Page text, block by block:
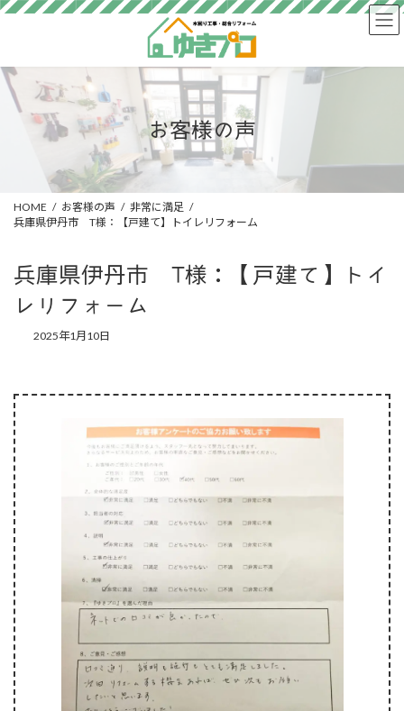
コ
ツ
へ
ナ
シ
ョ
お客様の声
HOME お客様の声
非常に満足
兵庫県伊丹市 T様：【戸建て】トイレリフォーム
兵庫県伊丹市 T様：【戸建て】トイ
レリフォーム
2025年1月10日